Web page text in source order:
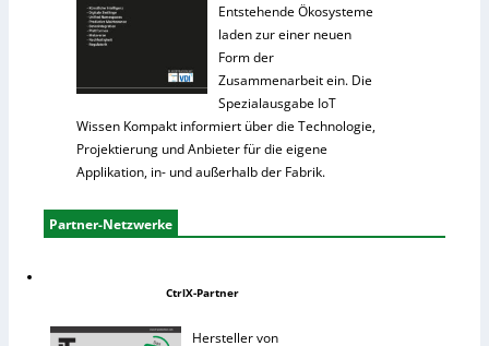
Entstehende Ökosysteme
laden zur einer neuen
Form der
Zusammenarbeit ein. Die
Spezialausgabe IoT
Wissen Kompakt informiert über die Technologie,
Projektierung und Anbieter für die eigene
Applikation, in- und außerhalb der Fabrik.
Partner-Netzwerke
CtrlX-Partner
Hersteller von